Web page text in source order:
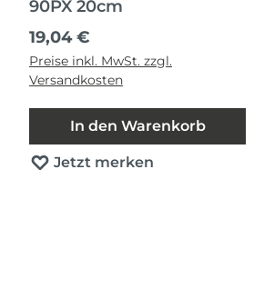
90PX 20cm
Regulärer Preis:
19,04 €
Preise inkl. MwSt. zzgl.
Versandkosten
In den Warenkorb
Jetzt merken